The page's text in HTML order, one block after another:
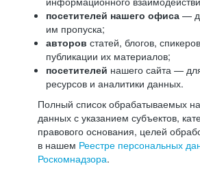
посетителей нашего офиса —
им пропуска;
авторов статей, блогов,
публикации их материалов;
посетителей нашего сайта —
ресурсов и аналитики данных.
Полный список обрабатываемых
данных с указанием субъектов,
правового основания, целей
в нашем Реестре персональных
Роскомнадзора.